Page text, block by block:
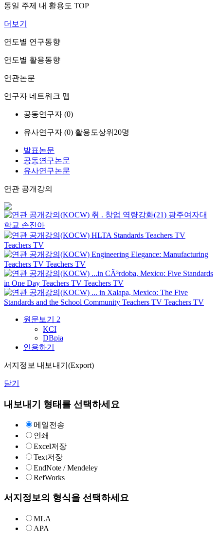
동일 주제 내 활용도 TOP
더보기
연도별 연구동향
연도별 활용동향
연관논문
연구자 네트워크 맵
공동연구자 (0)
유사연구자 (0) 활용도상위20명
발표논문
공동연구논문
유사연구논문
연관 공개강의
취 . 창업 역량강화(21) 광주여자대
학교 손진아
HLTA Standards Teachers TV
Teachers TV
Engineering Elegance: Manufacturing
Teachers TV Teachers TV
...in CÃ³rdoba, Mexico: Five Standards
in One Day Teachers TV Teachers TV
... in Xalapa, Mexico: The Five
Standards and the School Community Teachers TV Teachers TV
원문보기 2
KCI
DBpia
인용하기
서지정보 내보내기(Export)
닫기
내보내기 형태를 선택하세요
메일전송
인쇄
Excel저장
Text저장
EndNote / Mendeley
RefWorks
서지정보의 형식을 선택하세요
MLA
APA